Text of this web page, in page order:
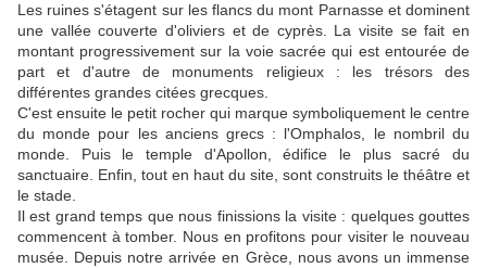
Les ruines s'étagent sur les flancs du mont Parnasse et dominent
une vallée couverte d'oliviers et de cyprès. La visite se fait en
montant progressivement sur la voie sacrée qui est entourée de
part et d'autre de monuments religieux : les trésors des
différentes grandes citées grecques.
C'est ensuite le petit rocher qui marque symboliquement le centre
du monde pour les anciens grecs : l'Omphalos, le nombril du
monde. Puis le temple d'Apollon, édifice le plus sacré du
sanctuaire. Enfin, tout en haut du site, sont construits le théâtre et
le stade.
Il est grand temps que nous finissions la visite : quelques gouttes
commencent à tomber. Nous en profitons pour visiter le nouveau
musée. Depuis notre arrivée en Grèce, nous avons un immense